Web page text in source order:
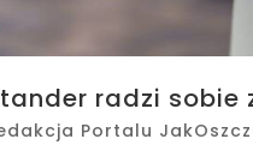
radzi sobie
Portalu